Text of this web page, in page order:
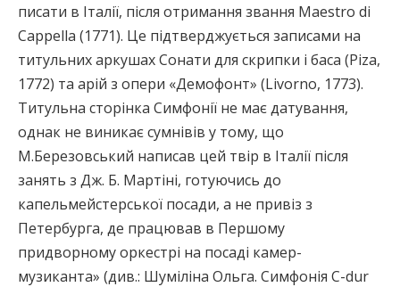
писати в Італії, після отримання звання Мaestro di
Cappella (1771). Це підтверджується записами на
титульних аркушах Сонати для скрипки і баса (Piza,
1772) та арій з опери «Демофонт» (Livorno, 1773).
Титульна сторінка Симфонії не має датування,
однак не виникає сумнівів у тому, що
М.Березовський написав цей твір в Італії після
занять з Дж. Б. Мартіні, готуючись до
капельмейстерської посади, а не привіз з
Петербурга, де працював в Першому
придворному оркестрі на посаді камер-
музиканта» (див.: Шуміліна Ольга. Симфонія C-dur